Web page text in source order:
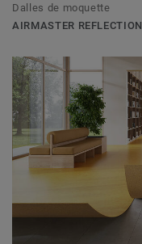
Dalles de moquette
AIRMASTER REFLECTION